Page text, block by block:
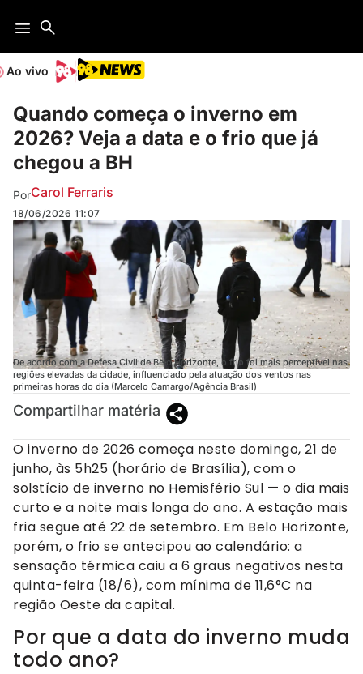
Ao vivo
Quando começa o inverno em
2026? Veja a data e o frio que já
chegou a BH
PorCarol Ferraris
18/06/2026 11:07
De acordo com a Defesa Civil de Belo Horizonte, o frio foi mais perceptível nas
regiões elevadas da cidade, influenciado pela atuação dos ventos nas
primeiras horas do dia (Marcelo Camargo/Agência Brasil)
Compartilhar matéria
O inverno de 2026 começa neste domingo, 21 de
junho, às 5h25 (horário de Brasília), com o
solstício de inverno no Hemisfério Sul — o dia mais
curto e a noite mais longa do ano. A estação mais
fria segue até 22 de setembro. Em Belo Horizonte,
porém, o frio se antecipou ao calendário: a
sensação térmica caiu a 6 graus negativos nesta
quinta-feira (18/6), com mínima de 11,6°C na
região Oeste da capital.
Por que a data do inverno muda
todo ano?